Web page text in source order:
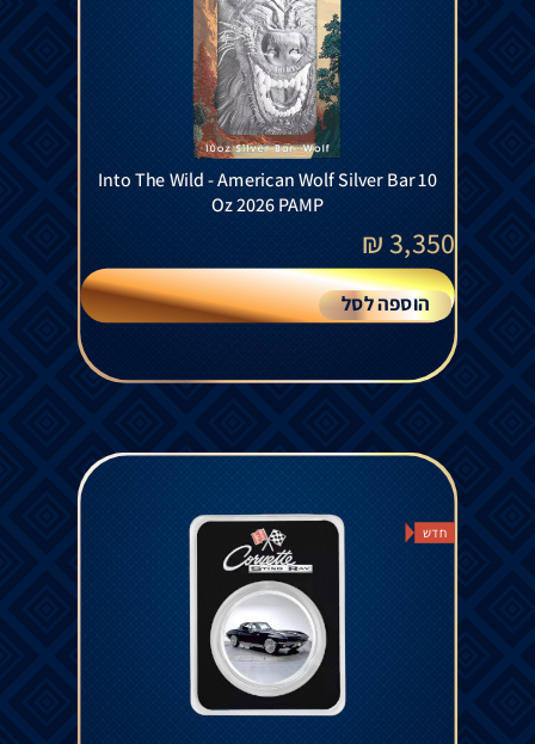
Into The Wild - American Wolf Silver Bar 10
Oz 2026 PAMP
3,350
₪
הוספה לסל
חדש